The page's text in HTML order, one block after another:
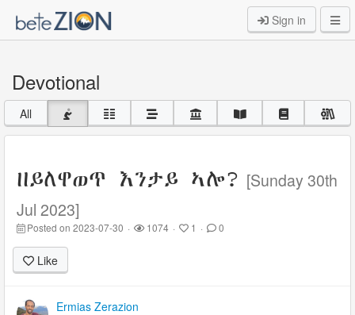
Sign in
Devotional
All
ዘይለዋወጥ እንታይ ኣሎ? [Sunday 30th
Jul 2023]
Posted on 2023-07-30 · 1074 · 1 · 0
Like
Ermias Zerazion